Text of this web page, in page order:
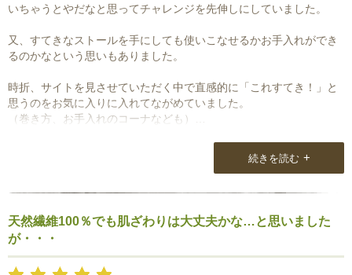
いちゃうとやだなと思ってチャレンジを先伸しにしていました。
又、すてきなストールを手にしても使いこなせるかお手入れができ
るのかなという思いもありました。
時折、サイトを見させていただく中で直感的に「これすてき！」と
思うのをお気に入りに入れてながめていました。
（巻き方、お手入れのコーナなども）
ました！
そして、追加でまたまた購入してしまいました。（笑）
梱包やスタッフの方の対応もていねいで、家に届いて、開ける時に
もとても豊かな気持ちになり「また頑張ろう」と思う今日このごろ
続きを読む +
天然繊維100％でも肌ざわりは大丈夫かな…と思いました
が・・・